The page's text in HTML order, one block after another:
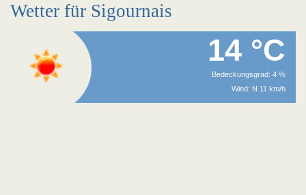
Wetter für Sigournais
14 °C
Bedeckungsgrad: 4 %
Wind: N 11 km/h